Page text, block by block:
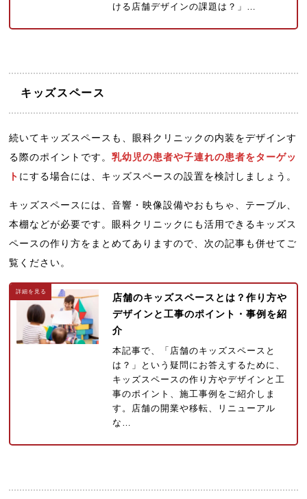
ける店舗デザインの課題は？」…
キッズスペース
続いてキッズスペースも、眼科クリニックの内装をデザインす
る際のポイントです。乳幼児の患者や子連れの患者をターゲッ
ト にする場合には、キッズスペースの設置を検討しましょう。
キッズスペースには、音響・映像設備やおもちゃ、テーブル、
本棚などが必要です。眼科クリニックにも活用できるキッズス
ペースの作り方をまとめてありますので、次の記事も併せてご
覧ください。
店舗のキッズスペースとは？作り方や
デザインと工事のポイント・事例を紹
介
本記事で、「店舗のキッズスペースと
は？」という疑問にお答えするために、
キッズスペースの作り方やデザインと工
事のポイント、施工事例をご紹介しま
す。店舗の開業や移転、リニューアル
な…